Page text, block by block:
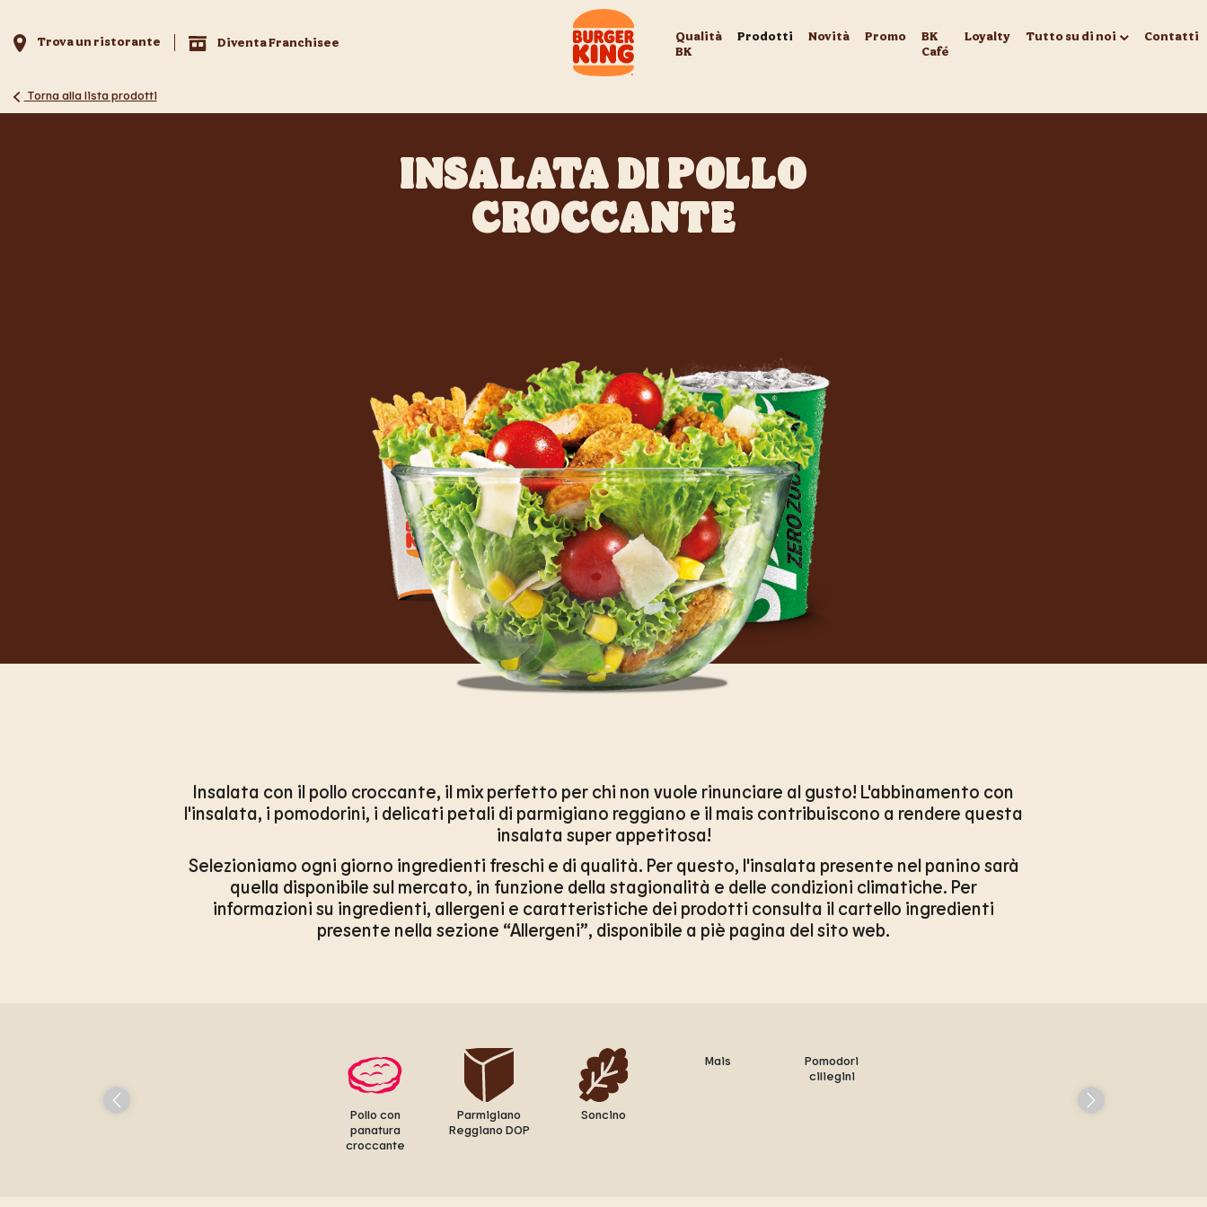
Trova un ristorante Diventa Franchisee
Qualità
BK
Prodotti Novità Promo
BK
Café
Loyalty Tutto su di noi Contatti
Torna alla lista prodotti
INSALATA DI POLLO
CROCCANTE
Insalata con il pollo croccante, il mix perfetto per chi non vuole rinunciare al gusto! L'abbinamento con
l'insalata, i pomodorini, i delicati petali di parmigiano reggiano e il mais contribuiscono a rendere questa
insalata super appetitosa!
Selezioniamo ogni giorno ingredienti freschi e di qualità. Per questo, l'insalata presente nel panino sarà
quella disponibile sul mercato, in funzione della stagionalità e delle condizioni climatiche. Per
informazioni su ingredienti, allergeni e caratteristiche dei prodotti consulta il cartello ingredienti
presente nella sezione “Allergeni”, disponibile a piè pagina del sito web.
Pollo con
panatura
croccante
Parmigiano
Reggiano DOP
Soncino
Mais
Pomodori
ciliegini